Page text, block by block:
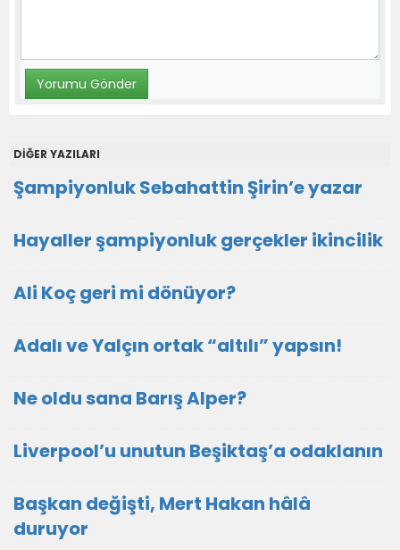
DİĞER YAZILARI
Şampiyonluk Sebahattin Şirin’e yazar
Hayaller şampiyonluk gerçekler ikincilik
Ali Koç geri mi dönüyor?
Adalı ve Yalçın ortak “altılı” yapsın!
Ne oldu sana Barış Alper?
Liverpool’u unutun Beşiktaş’a odaklanın
Başkan değişti, Mert Hakan hâlâ
duruyor